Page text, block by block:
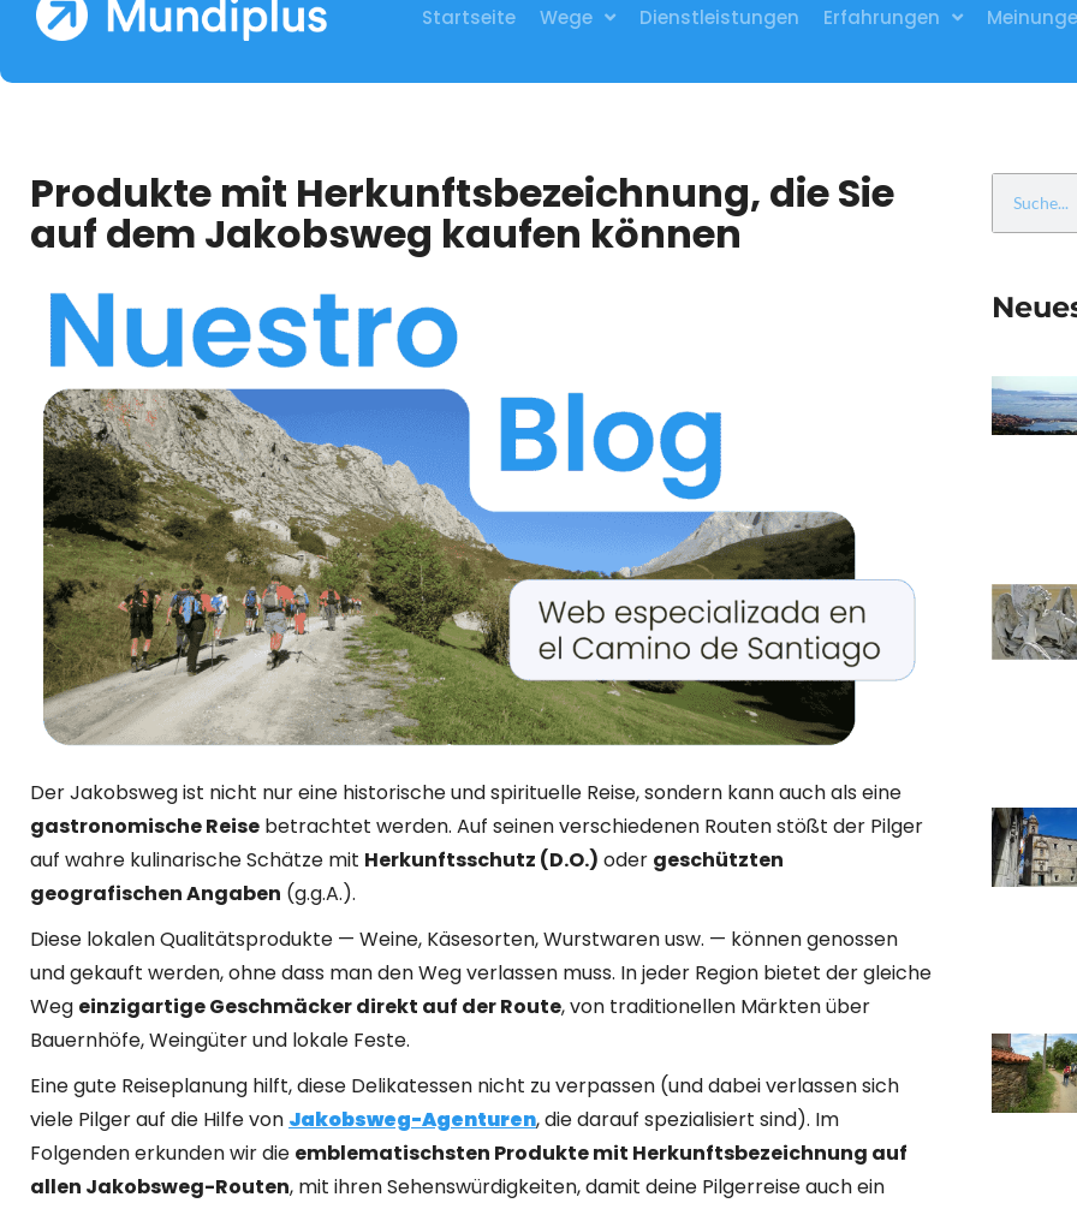
Startseite Wege Dienstleistungen Erfahrungen
Produkte mit Herkunftsbezeichnung, die Sie
auf dem Jakobsweg kaufen können
Der Jakobsweg ist nicht nur eine historische und spirituelle Reise, sondern kann auch als eine
gastronomische Reise betrachtet werden. Auf seinen verschiedenen Routen stößt der Pilger
auf wahre kulinarische Schätze mit Herkunftsschutz (D.O.) oder geschützten
geografischen Angaben (g.g.A.).
Diese lokalen Qualitätsprodukte — Weine, Käsesorten, Wurstwaren usw. — können genossen
und gekauft werden, ohne dass man den Weg verlassen muss. In jeder Region bietet der gleiche
Weg einzigartige Geschmäcker direkt auf der Route, von traditionellen Märkten über
Bauernhöfe, Weingüter und lokale Feste.
Eine gute Reiseplanung hilft, diese Delikatessen nicht zu verpassen (und dabei verlassen sich
viele Pilger auf die Hilfe von Jakobsweg-Agenturen, die darauf spezialisiert sind). Im
Folgenden erkunden wir die emblematischsten Produkte mit Herkunftsbezeichnung auf
allen Jakobsweg-Routen, mit ihren Sehenswürdigkeiten, damit deine Pilgerreise auch ein